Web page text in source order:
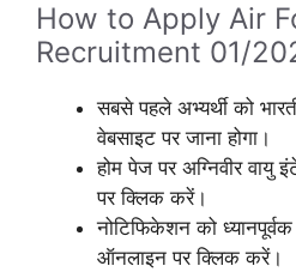
How to Apply Air
Recruitment 01/
सबसे पहले अभ्यर्थी को
वेबसाइट पर जाना होगा।
होम पेज पर अग्निवीर
पर क्लिक करें।
नोटिफिकेशन को
ऑनलाइन पर क्लिक करें।